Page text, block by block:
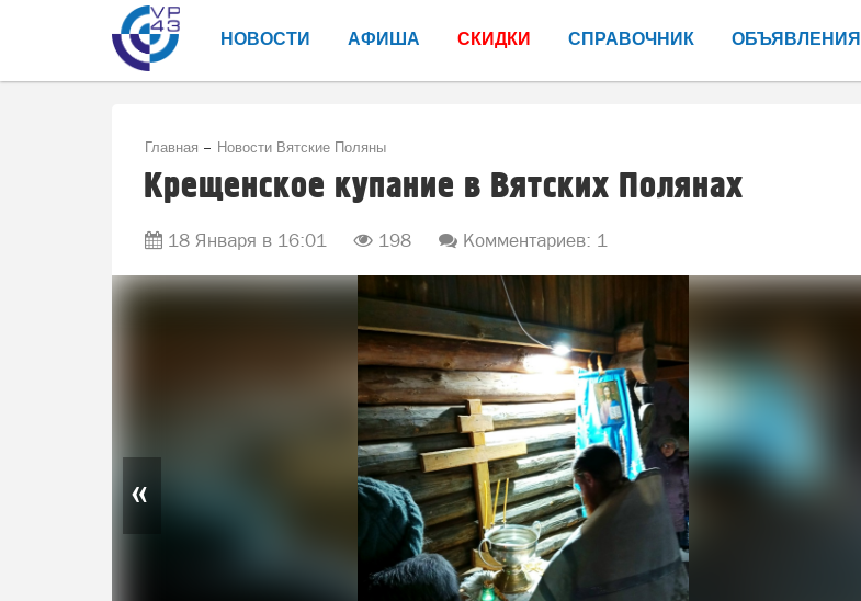
НОВОСТИ АФИША СКИДКИ СПРАВОЧНИК ОБЪЯВЛЕНИЯ
Главная Новости Вятские Поляны
Крещенское купание в Вятских Полянах
18 Января в 16:01 198 Комментариев: 1
«